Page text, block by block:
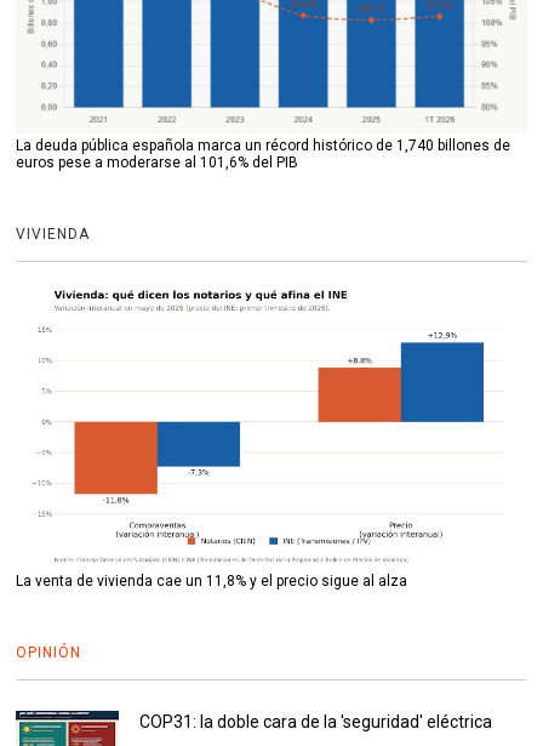
La deuda pública española marca un récord histórico de 1,740 billones de
euros pese a moderarse al 101,6% del PIB
VIVIENDA
La venta de vivienda cae un 11,8% y el precio sigue al alza
OPINIÓN
COP31: la doble cara de la 'seguridad' eléctrica